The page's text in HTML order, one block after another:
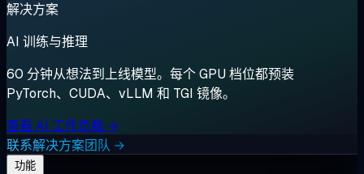
解决方案
AI 训练与推理
60 分钟从想法到上线模型。每个 GPU 档位都预装
PyTorch、CUDA、vLLM 和 TGI 镜像。
查看 AI 工作负载 →
联系解决方案团队 →